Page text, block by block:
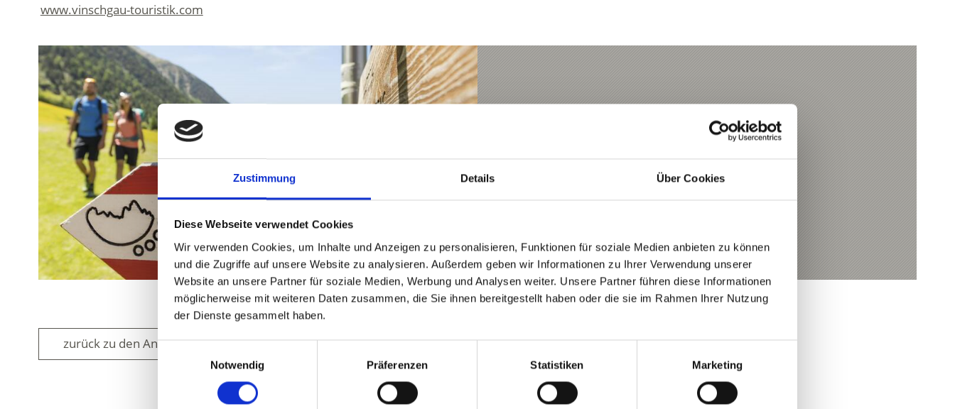
Zustimmung Details Über Cookies
Diese Webseite verwendet Cookies
Wir verwenden Cookies, um Inhalte und Anzeigen zu personalisieren, Funktionen für soziale Medien anbieten zu können
und die Zugriffe auf unsere Website zu analysieren. Außerdem geben wir Informationen zu Ihrer Verwendung unserer
Website an unsere Partner für soziale Medien, Werbung und Analysen weiter. Unsere Partner führen diese Informationen
möglicherweise mit weiteren Daten zusammen, die Sie ihnen bereitgestellt haben oder die sie im Rahmen Ihrer Nutzung
der Dienste gesammelt haben.
Notwendig
Präferenzen Statistiken Marketing
www.vinschgau-touristik.com
zurück zu den Angeboten